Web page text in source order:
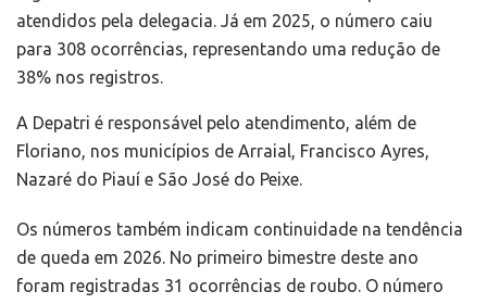
atendidos pela delegacia. Já em 2025, o número caiu
para 308 ocorrências, representando uma redução de
38% nos registros.
A Depatri é responsável pelo atendimento, além de
Floriano, nos municípios de Arraial, Francisco Ayres,
Nazaré do Piauí e São José do Peixe.
Os números também indicam continuidade na tendência
de queda em 2026. No primeiro bimestre deste ano
foram registradas 31 ocorrências de roubo. O número